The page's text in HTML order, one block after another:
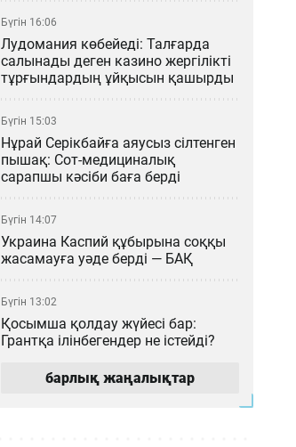
Бүгін 16:06
Лудомания көбейеді: Талғарда
салынады деген казино жергілікті
тұрғындардың ұйқысын қашырды
Бүгін 15:03
Нұрай Серікбайға аяусыз сілтенген
пышақ: Сот-медициналық
сарапшы кәсіби баға берді
Бүгін 14:07
Украина Каспий құбырына соққы
жасамауға уәде берді — БАҚ
Бүгін 13:02
Қосымша қолдау жүйесі бар:
Грантқа ілінбегендер не істейді?
Бүгін 12:04барлық жаңалықтар